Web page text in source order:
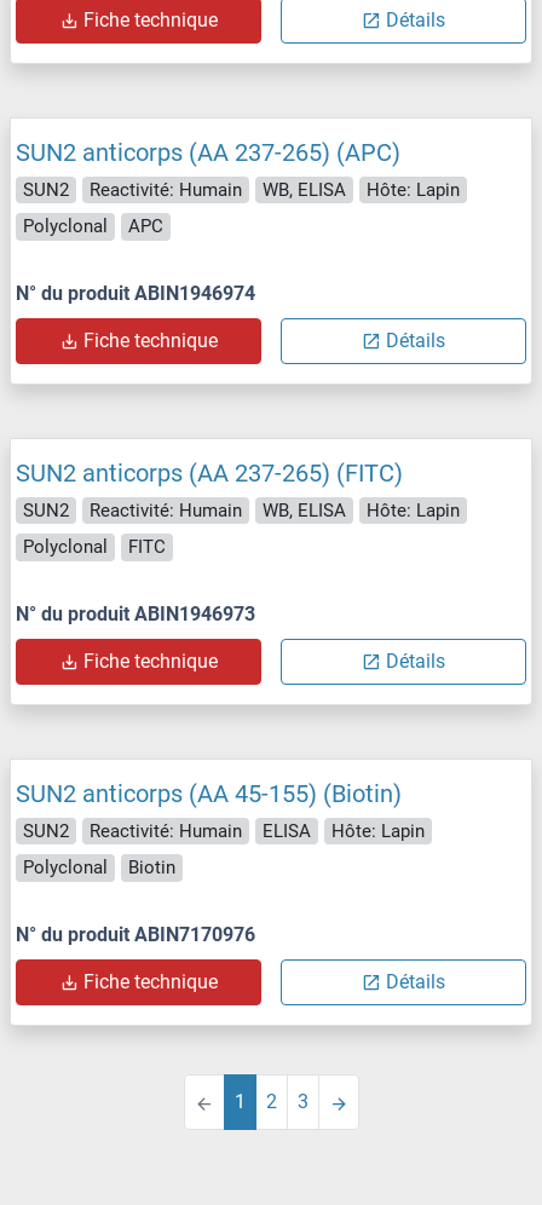
Fiche technique Détails
SUN2 anticorps (AA 237-265) (APC)
SUN2 Reactivité: Humain WB, ELISA
Hôte: Lapin
Polyclonal
APC
N° du produit ABIN1946974
Fiche technique Détails
SUN2 anticorps (AA 237-265) (FITC)
SUN2 Reactivité: Humain WB, ELISA
Hôte: Lapin
Polyclonal
FITC
N° du produit ABIN1946973
Fiche technique Détails
SUN2 anticorps (AA 45-155) (Biotin)
SUN2 Reactivité: Humain ELISA
Hôte: Lapin
Polyclonal
Biotin
N° du produit ABIN7170976
Fiche technique Détails
1 2 3